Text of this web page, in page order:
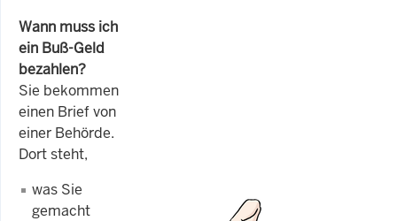
Wann muss ich
ein Buß-Geld
bezahlen?
Sie bekommen
einen Brief von
einer Behörde.
Dort steht,
was Sie
gemacht